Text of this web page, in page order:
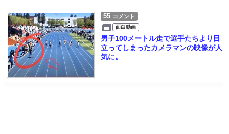
55 コメント
面白動画
男子100メートル走で選手たちより目
立ってしまったカメラマンの映像が人
気に。